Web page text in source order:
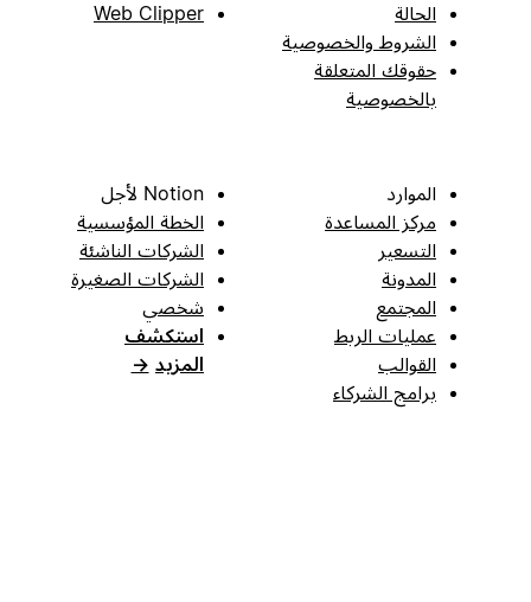
الحالة
الشروط والخصوصية
حقوقك المتعلقة
بالخصوصية
Web Clipper
الموارد
مركز المساعدة
التسعير
المدونة
المجتمع
عمليات الربط
القوالب
برامج الشركاء
Notion لأجل
الخطة المؤسسية
الشركات الناشئة
الشركات الصغيرة
شخصي
استكشف
المزيد →